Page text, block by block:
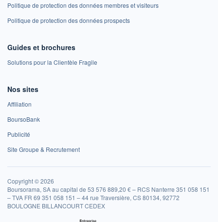
Politique de protection des données membres et visiteurs
Politique de protection des données prospects
Guides et brochures
Solutions pour la Clientèle Fragile
Nos sites
Affiliation
BoursoBank
Publicité
Site Groupe & Recrutement
Copyright © 2026
Boursorama, SA au capital de 53 576 889,20 € – RCS Nanterre 351 058 151
– TVA FR 69 351 058 151 – 44 rue Traversière, CS 80134, 92772
BOULOGNE BILLANCOURT CEDEX